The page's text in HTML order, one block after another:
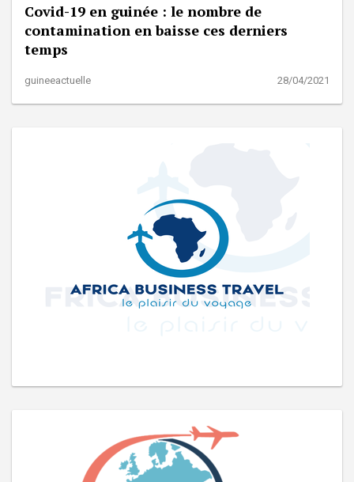
Covid-19 en guinée : le nombre de
contamination en baisse ces derniers
temps
guineeactuelle 28/04/2021